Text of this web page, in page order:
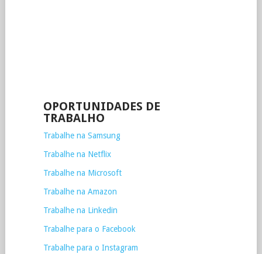
OPORTUNIDADES DE
TRABALHO
Trabalhe na Samsung
Trabalhe na Netflix
Trabalhe na Microsoft
Trabalhe na Amazon
Trabalhe na Linkedin
Trabalhe para o Facebook
Trabalhe para o Instagram